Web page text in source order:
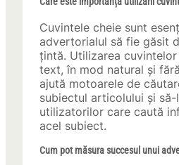
Cuvintele cheie sunt
advertorialul să fie găsit
țintă. Utilizarea
text, în mod natural și
ajută motoarele de
subiectul articolului și
utilizatorilor care caută
acel subiect.
Cum pot măsura succesul unui